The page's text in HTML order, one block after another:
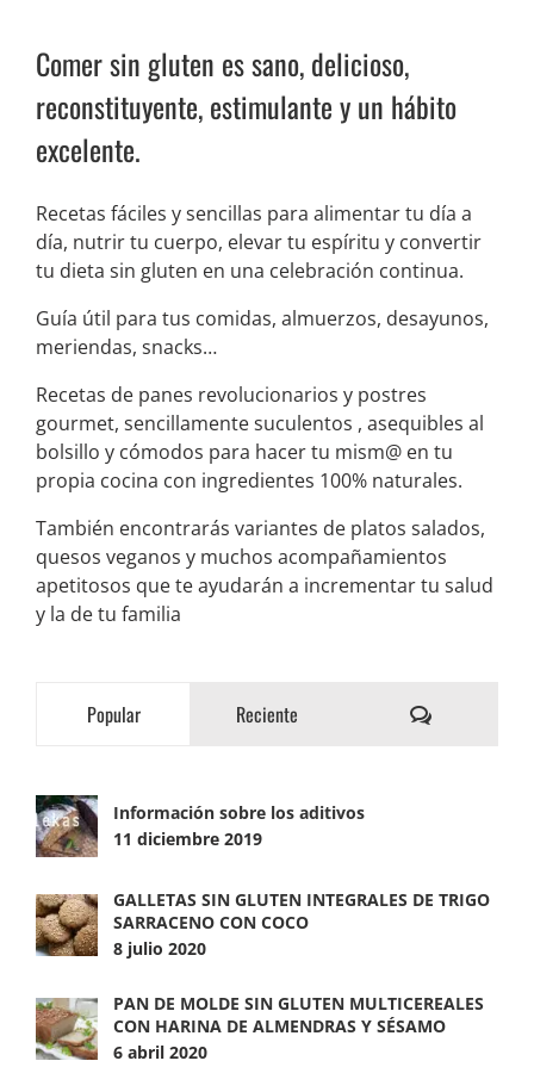
Comer sin gluten es sano, delicioso,
reconstituyente, estimulante y un hábito
excelente.
Recetas fáciles y sencillas para alimentar tu día a
día, nutrir tu cuerpo, elevar tu espíritu y convertir
tu dieta sin gluten en una celebración continua.
Guía útil para tus comidas, almuerzos, desayunos,
meriendas, snacks…
Recetas de panes revolucionarios y postres
gourmet, sencillamente suculentos , asequibles al
bolsillo y cómodos para hacer tu mism@ en tu
propia cocina con ingredientes 100% naturales.
También encontrarás variantes de platos salados,
quesos veganos y muchos acompañamientos
apetitosos que te ayudarán a incrementar tu salud
y la de tu familia
Popular Reciente Comentarios
Información sobre los aditivos
11 diciembre 2019
GALLETAS SIN GLUTEN INTEGRALES DE TRIGO
SARRACENO CON COCO
8 julio 2020
PAN DE MOLDE SIN GLUTEN MULTICEREALES
CON HARINA DE ALMENDRAS Y SÉSAMO
6 abril 2020